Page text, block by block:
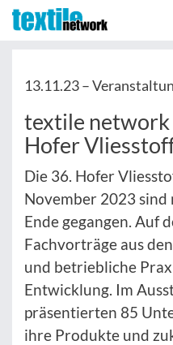
13.11.23 –
textile network
Hofer
Die 36. Hofer
November 2023
Ende gegangen. Auf
Fachvorträge aus
und betriebliche
Entwicklung. Im
präsentierten 85
ihre Produkte und